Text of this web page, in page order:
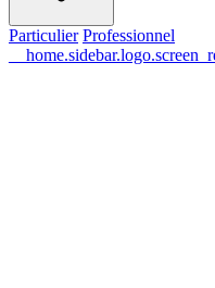
Particulier Professionnel